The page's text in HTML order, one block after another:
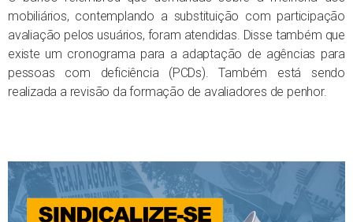
mobiliários, contemplando a substituição com participação
avaliação pelos usuários, foram atendidas. Disse também que
existe um cronograma para a adaptação de agências para
pessoas com deficiência (PCDs). Também está sendo
realizada a revisão da formação de avaliadores de penhor.